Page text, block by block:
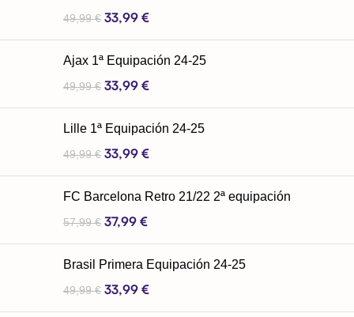
49,99€ 33,99 €
Ajax 1ª Equipación 24-25
49,99€ 33,99 €
Lille 1ª Equipación 24-25
49,99€ 33,99 €
FC Barcelona Retro 21/22 2ª equipación
57,99€ 37,99 €
Brasil Primera Equipación 24-25
49,99€ 33,99 €